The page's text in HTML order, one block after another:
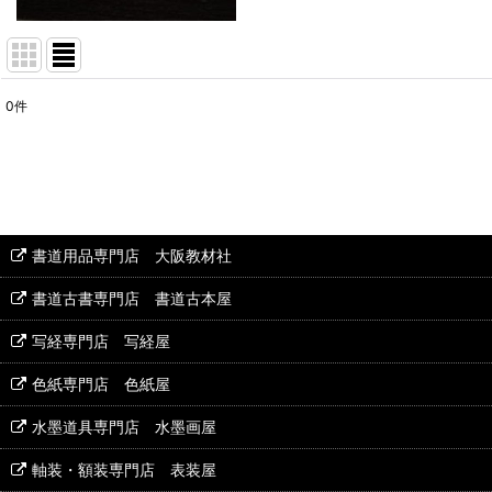
0件
書道用品専門店 大阪教材社
書道古書専門店 書道古本屋
写経専門店 写経屋
色紙専門店 色紙屋
水墨道具専門店 水墨画屋
軸装・額装専門店 表装屋